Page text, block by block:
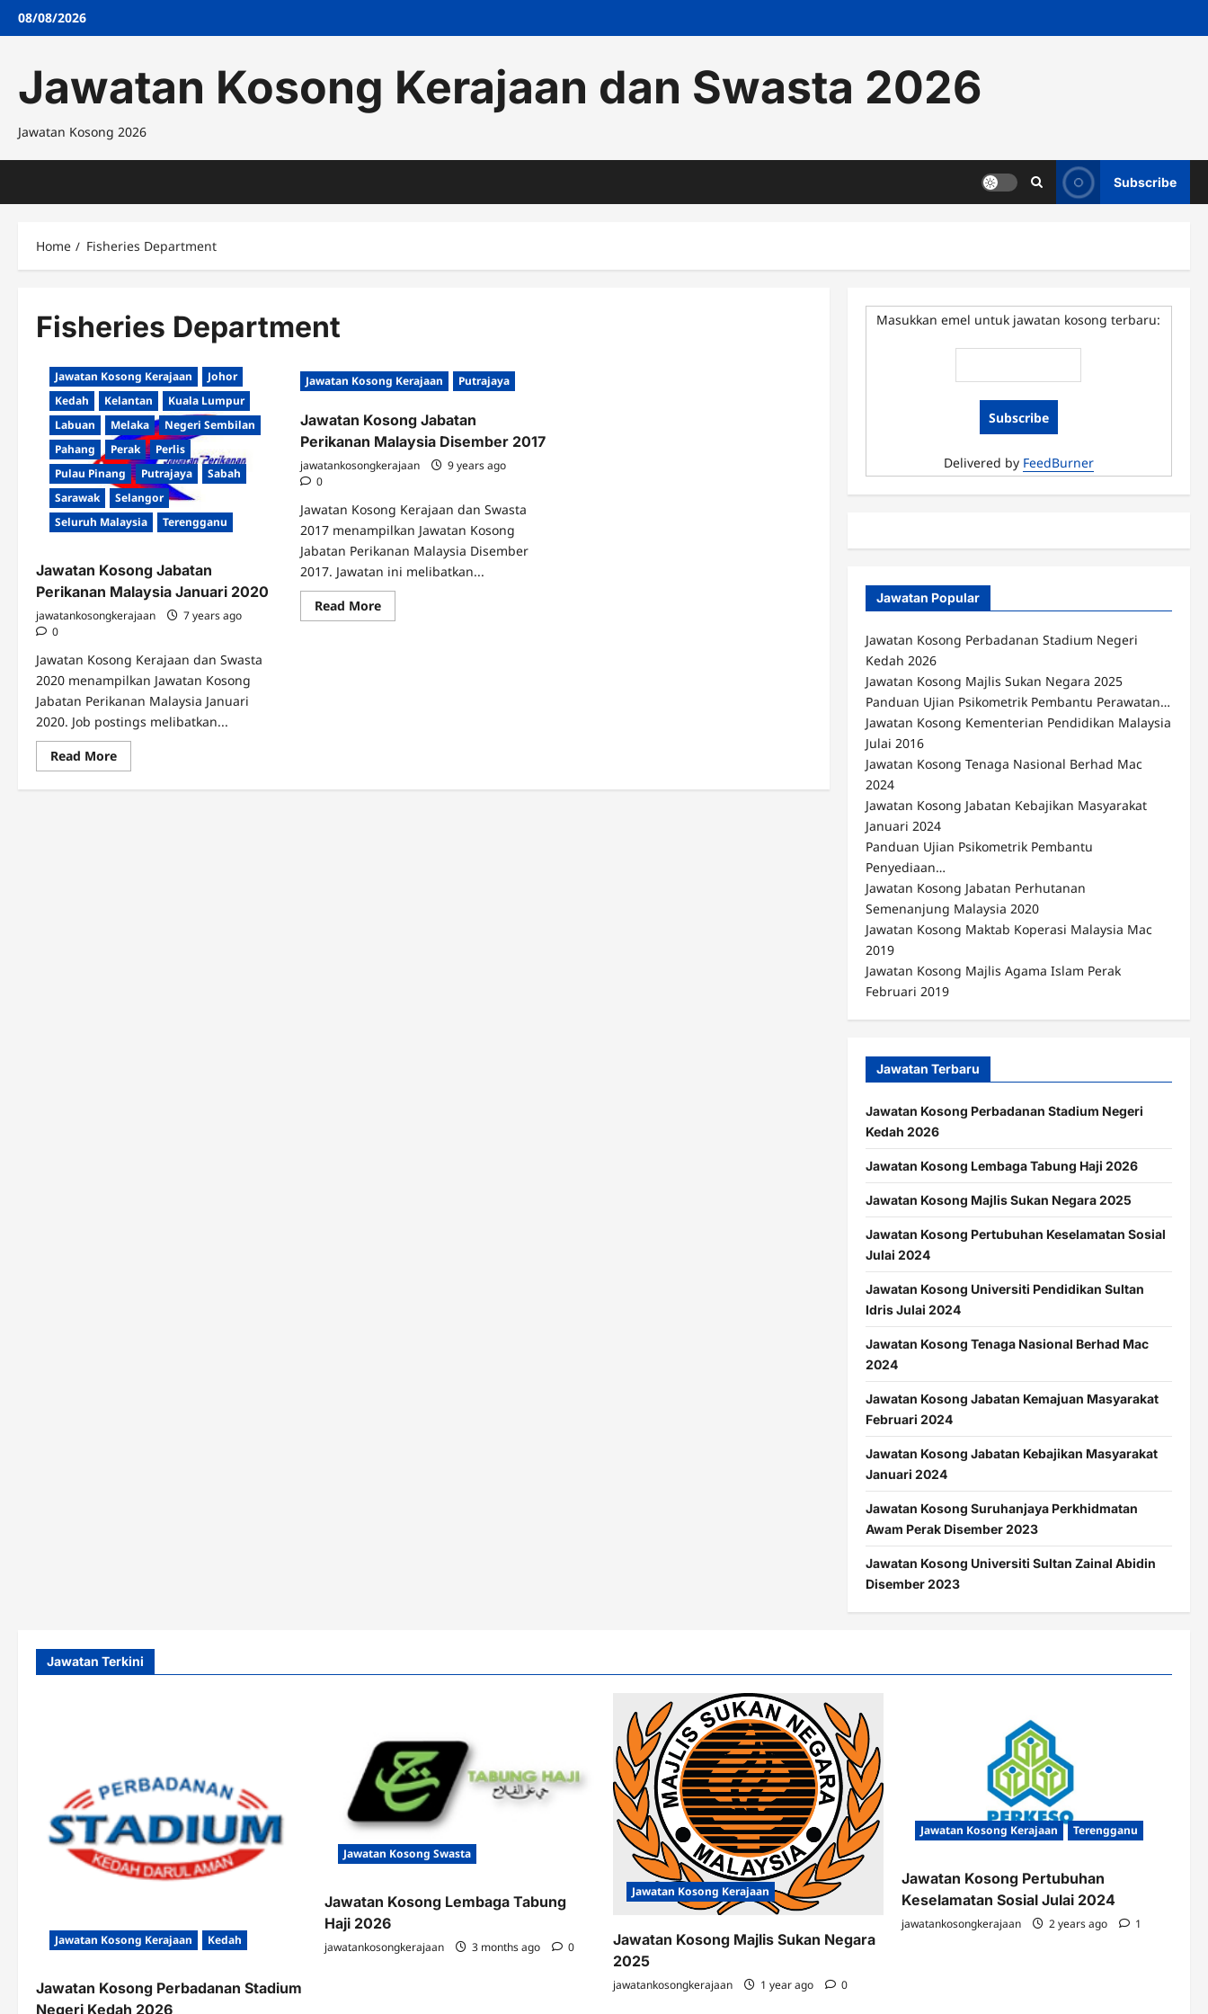
Skip08/08/2026
Jawatan Kosong Kerajaan dan Swasta 2026
Jawatan Kosong 2026
Subscribe
Home Fisheries Department
Fisheries Department
Jawatan Kosong Kerajaan
Johor
Kedah
Kelantan
Kuala Lumpur
Labuan
Melaka
Negeri Sembilan
Pahang
Perak
Perlis
Pulau Pinang
Putrajaya
Sabah
Sarawak
Selangor
Seluruh Malaysia
Terengganu
Jawatan Kosong Jabatan
Perikanan Malaysia Januari 2020
jawatankosongkerajaan
7 years ago
0
Jawatan Kosong Kerajaan dan Swasta
2020 menampilkan Jawatan Kosong
Jabatan Perikanan Malaysia Januari
2020. Job postings melibatkan...
Read MoreRead
more
Jawatan
Jawatan Kosong Kerajaan Putrajaya
Jawatan Kosong Jabatan
Perikanan Malaysia Disember 2017
jawatankosongkerajaan
9 years ago
0
Jawatan Kosong Kerajaan dan Swasta
2017 menampilkan Jawatan Kosong
Jabatan Perikanan Malaysia Disember
2017. Jawatan ini melibatkan...
Read MoreRead
more
Masukkan emel untuk jawatan kosong terbaru:
Delivered by FeedBurner
Jawatan Popular
Jawatan Kosong Perbadanan Stadium Negeri
Kedah 2026
Jawatan Kosong Majlis Sukan Negara 2025
Panduan Ujian Psikometrik Pembantu Perawatan…
Jawatan Kosong Kementerian Pendidikan Malaysia
Julai 2016
Jawatan Kosong Tenaga Nasional Berhad Mac
2024
Jawatan Kosong Jabatan Kebajikan Masyarakat
Januari 2024
Panduan Ujian Psikometrik Pembantu
Penyediaan…
Jawatan Kosong Jabatan Perhutanan
Semenanjung Malaysia 2020
Jawatan Kosong Maktab Koperasi Malaysia Mac
2019
Jawatan Kosong Majlis Agama Islam Perak
Februari 2019
Jawatan Terbaru
Jawatan Kosong Perbadanan Stadium Negeri
Kedah 2026
Jawatan Kosong Lembaga Tabung Haji 2026
Jawatan Kosong Majlis Sukan Negara 2025
Jawatan Kosong Pertubuhan Keselamatan Sosial
Julai 2024
Jawatan Kosong Universiti Pendidikan Sultan
Idris Julai 2024
Jawatan Kosong Tenaga Nasional Berhad Mac
2024
Jawatan Kosong Jabatan Kemajuan Masyarakat
Februari 2024
Jawatan Kosong Jabatan Kebajikan Masyarakat
Januari 2024
Jawatan Kosong Suruhanjaya Perkhidmatan
Awam Perak Disember 2023
Jawatan Kosong Universiti Sultan Zainal Abidin
Disember 2023
Jawatan Terkini
Jawatan Kosong Kerajaan Kedah
Jawatan Kosong Perbadanan Stadium
Negeri Kedah 2026
Jawatan Kosong Swasta
Jawatan Kosong Lembaga Tabung
Haji 2026
jawatankosongkerajaan 3 months ago 0
Jawatan Kosong Kerajaan
Jawatan Kosong Majlis Sukan Negara
2025
jawatankosongkerajaan 1 year ago 0
Jawatan Kosong Kerajaan Terengganu
Jawatan Kosong Pertubuhan
Keselamatan Sosial Julai 2024
jawatankosongkerajaan 2 years ago 1